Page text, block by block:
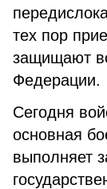
тех пор
защищают
Федерации.
Сегодня
основная
выполняет